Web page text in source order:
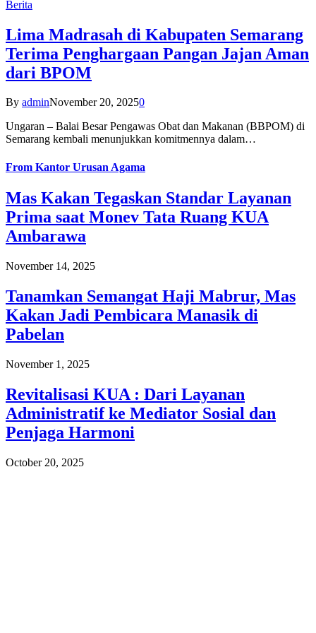
Berita
Lima Madrasah di Kabupaten Semarang
Terima Penghargaan Pangan Jajan Aman
dari BPOM
By adminNovember 20, 20250
Ungaran – Balai Besar Pengawas Obat dan Makanan (BBPOM) di
Semarang kembali menunjukkan komitmennya dalam…
From Kantor Urusan Agama
Mas Kakan Tegaskan Standar Layanan
Prima saat Monev Tata Ruang KUA
Ambarawa
November 14, 2025
Tanamkan Semangat Haji Mabrur, Mas
Kakan Jadi Pembicara Manasik di
Pabelan
November 1, 2025
Revitalisasi KUA : Dari Layanan
Administratif ke Mediator Sosial dan
Penjaga Harmoni
October 20, 2025